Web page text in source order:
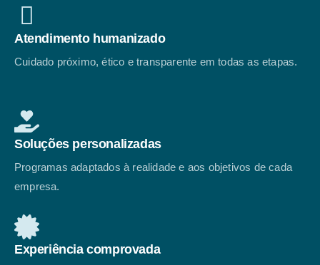
Atendimento humanizado
Cuidado próximo, ético e transparente em todas as etapas.
Soluções personalizadas
Programas adaptados à realidade e aos objetivos de cada
empresa.
Experiência comprovada